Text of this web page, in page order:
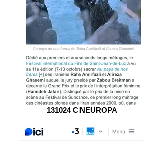
131024 CINEUROPA